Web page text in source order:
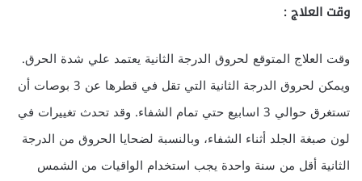
وقت العلاج :
وقت العلاج المتوقع لحروق الدرجة الثانية يعتمد علي شدة الحرق.
ويمكن لحروق الدرجة الثانية التي تقل في قطرها عن 3 بوصات أن
تستغرق حوالي 3 اسابيع حتي تمام الشفاء. وقد تحدث تغييرات في
لون صبغة الجلد أثناء الشفاء، وبالنسبة لضحايا الحروق من الدرجة
الثانية أقل من سنة واحدة يجب استخدام الواقيات من الشمس